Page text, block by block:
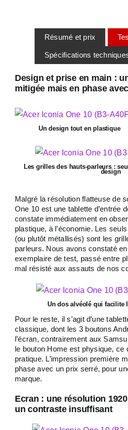
Résumé et prix
Spécifications
Design et prise en main :
mitigée mais en phase
Un design tout en plastique
Les grilles des hauts-parleurs :
design
Malgré la résolution flatteuse de
One 10 est une tablette d’entrée
constate immédiatement en
plastique, à l’économie. Les
(ou plutôt métallisés) sont les
parleurs. Nous avons constaté
exemplaire de test, passé entre
mal résisté aux assauts de nos
Un dos alvéolé qui facilite
Pour le reste, il s’agit d’une
classique, dont les 3 boutons
l’écran, contrairement aux
le bouton Home est physique, ce
pratique. L’impression première
phase avec un prix serré, pour
marque.
Ecran : une résolution
un contraste insuffisant